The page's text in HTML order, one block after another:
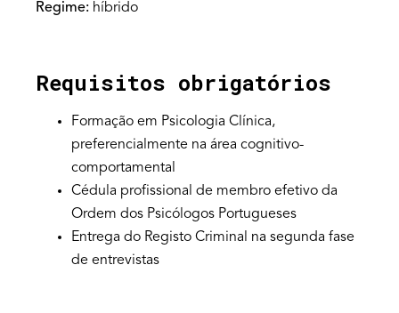
Regime: híbrido
Requisitos obrigatórios
Formação em Psicologia Clínica,
preferencialmente na área cognitivo-
comportamental
Cédula profissional de membro efetivo da
Ordem dos Psicólogos Portugueses
Entrega do Registo Criminal na segunda fase
de entrevistas